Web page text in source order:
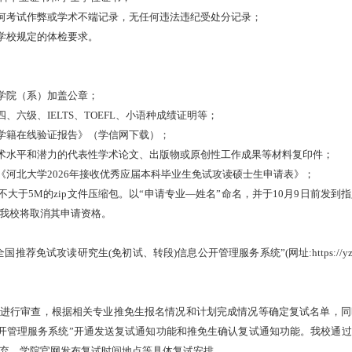
考试作弊或学术不端记录，无任何违法违纪受处分记录；
规定的体检要求。
院（系）加盖公章；
、六级、IELTS、TOEFL、小语种成绩证明等；
在线验证报告》（学信网下载）；
水平和潜力的代表性学术论文、出版物或原创性工作成果等材料复印件；
河北大学2026年接收优秀应届本科毕业生免试攻读硕士生申请表》；
大于5M的zip文件压缩包。以“申请专业—姓名”命名，并于10 月9 日前发到
校将取消其申请资格。
国推荐免试攻读研究生(免初试、转段)信息公开管理服务系统”(网址:https://
行审查，根据相关专业推免生报名情况和计划完成情况等确定复试名单，
管理服务系统”开通发送复试通知功能和推免生确认复试通知功能。我校通